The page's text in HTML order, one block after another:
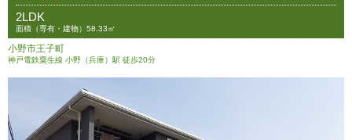
2LDK
面積（専有・建物）58.33㎡
小野市王子町
神戸電鉄粟生線 小野（兵庫）駅 徒歩20分